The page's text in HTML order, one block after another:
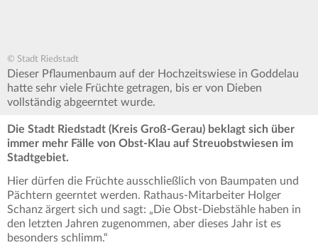
© Stadt Riedstadt
Dieser Pflaumenbaum auf der Hochzeitswiese in Goddelau
hatte sehr viele Früchte getragen, bis er von Dieben
vollständig abgeerntet wurde.
Die Stadt Riedstadt (Kreis Groß-Gerau) beklagt sich über
immer mehr Fälle von Obst-Klau auf Streuobstwiesen im
Stadtgebiet.
Hier dürfen die Früchte ausschließlich von Baumpaten und
Pächtern geerntet werden. Rathaus-Mitarbeiter Holger
Schanz ärgert sich und sagt: „Die Obst-Diebstähle haben in
den letzten Jahren zugenommen, aber dieses Jahr ist es
besonders schlimm.“